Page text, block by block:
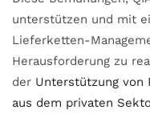
unterstützen und mit
Lieferketten-
Herausforderung zu
der Unterstützung von
aus dem privaten